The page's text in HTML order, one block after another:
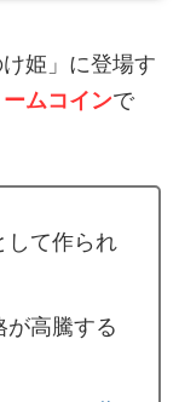
姫」に登場す
ームコインで
して作られ
が高騰する